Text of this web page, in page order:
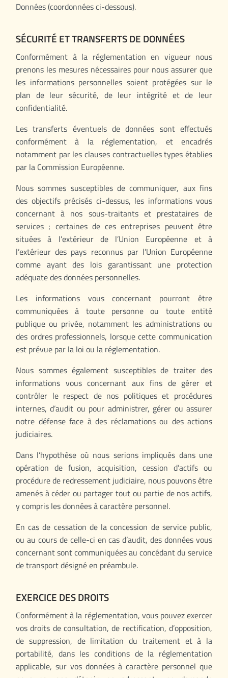
Données (coordonnées ci-dessous).
SÉCURITÉ ET TRANSFERTS DE DONNÉES
Conformément à la réglementation en vigueur nous
prenons les mesures nécessaires pour nous assurer que
les informations personnelles soient protégées sur le
plan de leur sécurité, de leur intégrité et de leur
confidentialité.
Les transferts éventuels de données sont effectués
conformément à la réglementation, et encadrés
notamment par les clauses contractuelles types établies
par la Commission Européenne.
Nous sommes susceptibles de communiquer, aux fins
des objectifs précisés ci-dessus, les informations vous
concernant à nos sous-traitants et prestataires de
services ; certaines de ces entreprises peuvent être
situées à l’extérieur de l’Union Européenne et à
l’extérieur des pays reconnus par l’Union Européenne
comme ayant des lois garantissant une protection
adéquate des données personnelles.
Les informations vous concernant pourront être
communiquées à toute personne ou toute entité
publique ou privée, notamment les administrations ou
des ordres professionnels, lorsque cette communication
est prévue par la loi ou la réglementation.
Nous sommes également susceptibles de traiter des
informations vous concernant aux fins de gérer et
contrôler le respect de nos politiques et procédures
internes, d’audit ou pour administrer, gérer ou assurer
notre défense face à des réclamations ou des actions
judiciaires.
Dans l’hypothèse où nous serions impliqués dans une
opération de fusion, acquisition, cession d’actifs ou
procédure de redressement judiciaire, nous pouvons être
amenés à céder ou partager tout ou partie de nos actifs,
y compris les données à caractère personnel.
En cas de cessation de la concession de service public,
ou au cours de celle-ci en cas d’audit, des données vous
concernant sont communiquées au concédant du service
de transport désigné en préambule.
EXERCICE DES DROITS
Conformément à la réglementation, vous pouvez exercer
vos droits de consultation, de rectification, d’opposition,
de suppression, de limitation du traitement et à la
portabilité, dans les conditions de la réglementation
applicable, sur vos données à caractère personnel que